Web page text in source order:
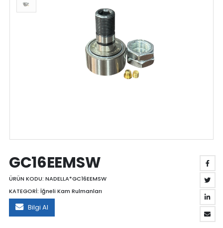
GC16EEMSW
ÜRÜN KODU: NADELLA*GC16EEMSW
KATEGORİ: İğneli Kam Rulmanları
Bilgi Al